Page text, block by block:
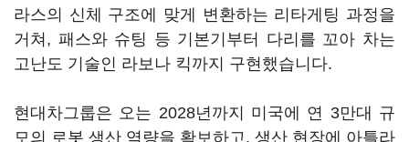
라스의 신체 구조에 맞게 변환하는 리타게팅 과정을
거쳐, 패스와 슈팅 등 기본기부터 다리를 꼬아 차는
고난도 기술인 라보나 킥까지 구현했습니다.
현대차그룹은 오는 2028년까지 미국에 연 3만대 규
모의 로봇 생산 역량을 확보하고, 생산 현장에 아틀라